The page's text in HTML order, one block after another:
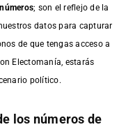
; son el reflejo de la
datos para capturar
de que tengas acceso a
Electomanía, estarás
político.
los números de